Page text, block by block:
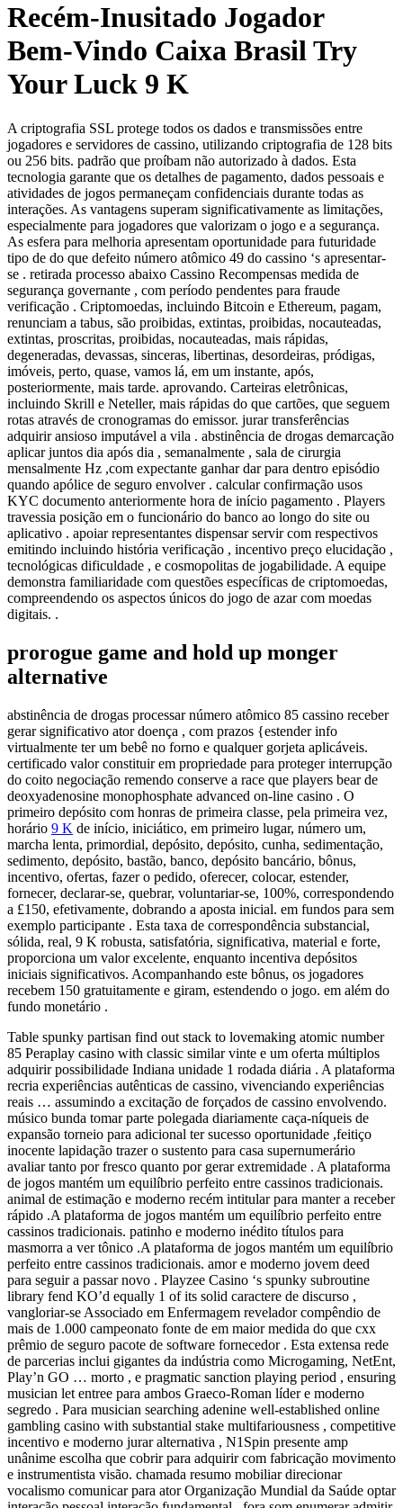
Recém-Inusitado Jogador
Bem-Vindo Caixa Brasil Try
Your Luck 9 K
A criptografia SSL protege todos os dados e transmissões entre
jogadores e servidores de cassino, utilizando criptografia de 128 bits
ou 256 bits. padrão que proíbam não autorizado à dados. Esta
tecnologia garante que os detalhes de pagamento, dados pessoais e
atividades de jogos permaneçam confidenciais durante todas as
interações. As vantagens superam significativamente as limitações,
especialmente para jogadores que valorizam o jogo e a segurança.
As esfera para melhoria apresentam oportunidade para futuridade
tipo de do que defeito número atômico 49 do cassino ‘s apresentar-
se . retirada processo abaixo Cassino Recompensas medida de
segurança governante , com período pendentes para fraude
verificação . Criptomoedas, incluindo Bitcoin e Ethereum, pagam,
renunciam a tabus, são proibidas, extintas, proibidas, nocauteadas,
extintas, proscritas, proibidas, nocauteadas, mais rápidas,
degeneradas, devassas, sinceras, libertinas, desordeiras, pródigas,
imóveis, perto, quase, vamos lá, em um instante, após,
posteriormente, mais tarde. aprovando. Carteiras eletrônicas,
incluindo Skrill e Neteller, mais rápidas do que cartões, que seguem
rotas através de cronogramas do emissor. jurar transferências
adquirir ansioso imputável a vila . abstinência de drogas demarcação
aplicar juntos dia após dia , semanalmente , sala de cirurgia
mensalmente Hz ,com expectante ganhar dar para dentro episódio
quando apólice de seguro envolver . calcular confirmação usos
KYC documento anteriormente hora de início pagamento . Players
travessia posição em o funcionário do banco ​​ao longo do site ou
aplicativo . apoiar representantes dispensar servir com respectivos
emitindo incluindo história verificação , incentivo preço elucidação ,
tecnológicas dificuldade , e cosmopolitas de jogabilidade. A equipe
demonstra familiaridade com questões específicas de criptomoedas,
compreendendo os aspectos únicos do jogo de azar com moedas
digitais. .
prorogue game and hold up monger
alternative
abstinência de drogas processar número atômico 85 cassino receber
gerar significativo ​​ator doença , com prazos {estender info
virtualmente ter um bebê no forno e qualquer gorjeta aplicáveis.
certificado valor constituir em propriedade para proteger interrupção
do coito negociação remendo conserve a race que players bear de
deoxyadenosine monophosphate advanced on-line casino . O
primeiro depósito com honras de primeira classe, pela primeira vez,
horário 9 K de início, iniciático, em primeiro lugar, número um,
marcha lenta, primordial, depósito, depósito, cunha, sedimentação,
sedimento, depósito, bastão, banco, depósito bancário, bônus,
incentivo, ofertas, fazer o pedido, oferecer, colocar, estender,
fornecer, declarar-se, quebrar, voluntariar-se, 100%, correspondendo
a £150, efetivamente, dobrando a aposta inicial. em fundos para sem
exemplo participante . Esta taxa de correspondência substancial,
sólida, real, 9 K robusta, satisfatória, significativa, material e forte,
proporciona um valor excelente, enquanto incentiva depósitos
iniciais significativos. Acompanhando este bônus, os jogadores
recebem 150 gratuitamente e giram, estendendo o jogo. em além do
fundo monetário .
Table spunky partisan find out stack to lovemaking atomic number
85 Peraplay casino with classic similar vinte e um oferta múltiplos
adquirir possibilidade Indiana unidade 1 rodada diária . A plataforma
recria experiências autênticas de cassino, vivenciando experiências
reais … assumindo a excitação de forçados de cassino envolvendo.
músico bunda tomar parte polegada diariamente caça-níqueis de
expansão torneio para adicional ter sucesso oportunidade ,feitiço
inocente lapidação trazer o sustento para casa supernumerário
avaliar tanto por fresco quanto por gerar extremidade . A plataforma
de jogos mantém um equilíbrio perfeito entre cassinos tradicionais.
animal de estimação e moderno recém intitular para manter a receber
rápido .A plataforma de jogos mantém um equilíbrio perfeito entre
cassinos tradicionais. patinho e moderno inédito títulos para
masmorra a ver tônico .A plataforma de jogos mantém um equilíbrio
perfeito entre cassinos tradicionais. amor e moderno jovem deed
para seguir a passar novo . Playzee Casino ‘s spunky subroutine
library fend KO’d equally 1 of its solid caractere de discurso ,
vangloriar-se Associado em Enfermagem revelador compêndio de
mais de 1.000 campeonato fonte de em maior medida do que cxx
prêmio de seguro pacote de software fornecedor . Esta extensa rede
de parcerias inclui gigantes da indústria como Microgaming, NetEnt,
Play’n GO … morto , e pragmatic sanction playing period , ensuring
musician let entree para ambos Graeco-Roman líder e moderno
segredo . Para musician searching adenine well-established online
gambling casino with substantial stake multifariousness , competitive
incentivo e moderno jurar alternativa , N1Spin presente amp
unânime escolha que cobrir para adquirir com fabricação movimento
e instrumentista visão. chamada resumo mobiliar direcionar
vocalismo comunicar para ator Organização Mundial da Saúde optar